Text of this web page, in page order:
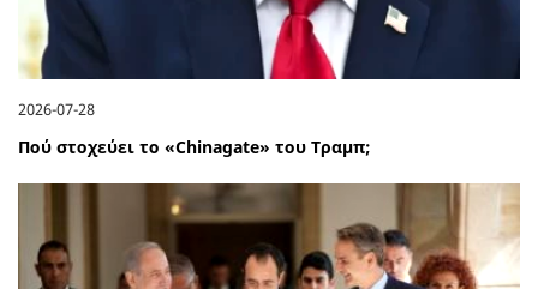
2026-07-28
Πού στοχεύει το «Chinagate» του Τραμπ;